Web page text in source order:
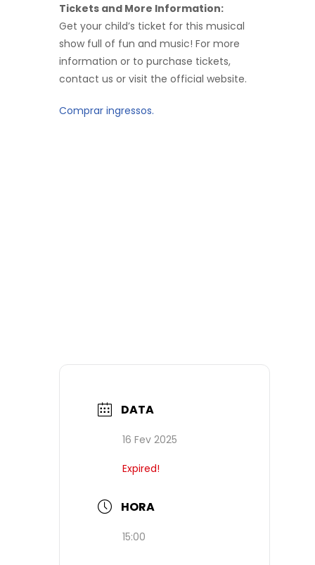
Tickets and More Information:
Get your child’s ticket for this musical
show full of fun and music! For more
information or to purchase tickets,
contact us or visit the official website.
Comprar ingressos.
DATA
16 Fev 2025
Expired!
HORA
15:00